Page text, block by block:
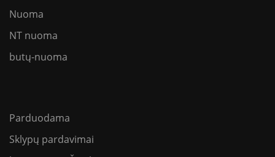
Nuoma
NT nuoma
butų-nuoma
Parduodama
Sklypų pardavimai